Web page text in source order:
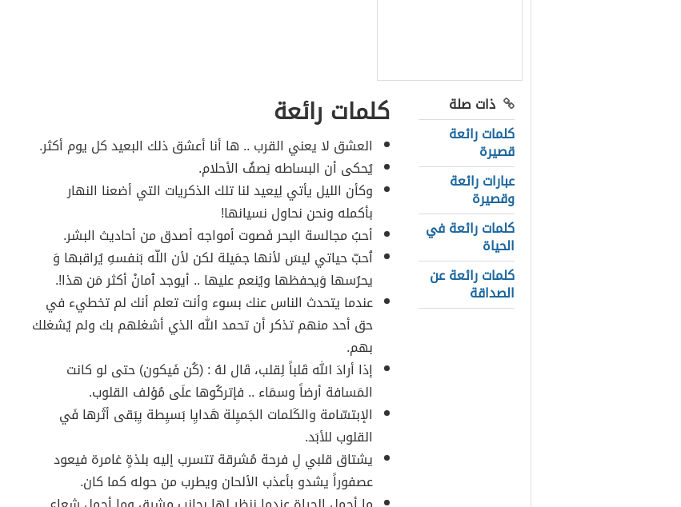
ذات صلة
كلمات رائعة
قصيرة
عبارات رائعة
وقصيرة
كلمات رائعة في
الحياة
كلمات رائعة عن
الصداقة
كلمات رائعة
العشق لا يعني القرب .. ها أنا أعشق ذلك البعيد كل يوم أكثر.
يُحكى أن البساطه ‫‏نِصفُ‬ الأحلام.
وكأن الليل يأتي لِيعيد لنا تلك الذكريات التي أضعنا النهار
بأكمله ونحن نحاول نسيانها!
أحبُ مجالسة البحر فَصوت أمواجه أصدق من أحاديث البشر.
ٱحبّ حياتي ليسَ لأنها جمَيلة لكن لأن اللّه بَنفسهِ يُراقبها وَ
يحرُسها وَيحفظها ويُنعم عليها .. أيوجد ٱمانْ أكثر مَن هذا!.
عندما يتحدث الناس عنك بسوء وأنت تعلم أنك لم تخطيء في
حق أحد منهم تذكر أن تحمد الله الذي أشغلهم بك ولم يُشغلك
بهم.
إذا أرادَ الله قَلباً لِقلب، قَال لهُ : (كُن فَيكون) حتى لو كانت
المَسافة أرضاً وسمَاء .. فإتركُوها علَى مُؤلف القلوب.
الإبتسّامة والكَلمات الجَميِلة هَدايِا بَسيِطة يِبَقى أثَرها فَي
القلوب للأبَد.
يشتاق قلبي لِ فرحة مُشرقة تتسرب إليه بلذةٍ غامرة فيعود
عصفوراً يشدو بأعذب الألحان ويطرب من حوله كما كان.